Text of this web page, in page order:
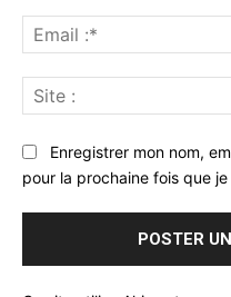
Enregistrer mon nom,
pour la prochaine fois que